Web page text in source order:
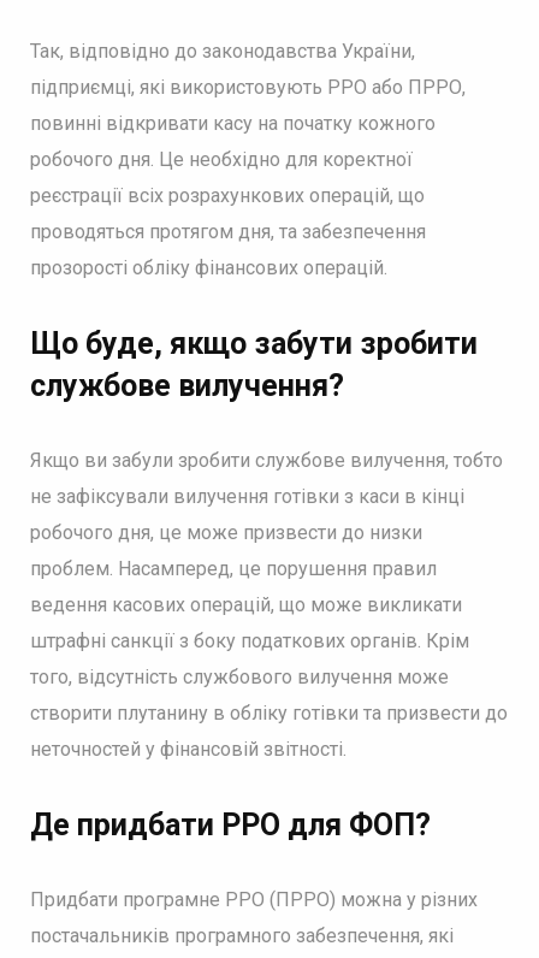
Так, відповідно до законодавства України,
підприємці, які використовують РРО або ПРРО,
повинні відкривати касу на початку кожного
робочого дня. Це необхідно для коректної
реєстрації всіх розрахункових операцій, що
проводяться протягом дня, та забезпечення
прозорості обліку фінансових операцій.
Що буде, якщо забути зробити
службове вилучення?
Якщо ви забули зробити службове вилучення, тобто
не зафіксували вилучення готівки з каси в кінці
робочого дня, це може призвести до низки
проблем. Насамперед, це порушення правил
ведення касових операцій, що може викликати
штрафні санкції з боку податкових органів. Крім
того, відсутність службового вилучення може
створити плутанину в обліку готівки та призвести до
неточностей у фінансовій звітності.
Де придбати РРО для ФОП?
Придбати програмне РРО (ПРРО) можна у різних
постачальників програмного забезпечення, які